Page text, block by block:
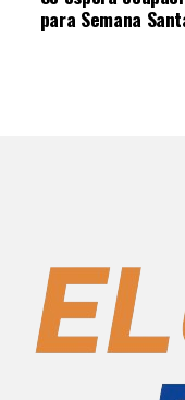
para Semana